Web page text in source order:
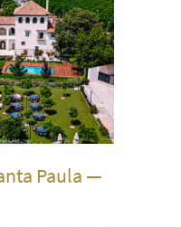
Paula —